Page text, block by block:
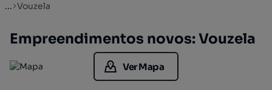
... Vouzela
Empreendimentos novos: Vouzela
Ver Mapa